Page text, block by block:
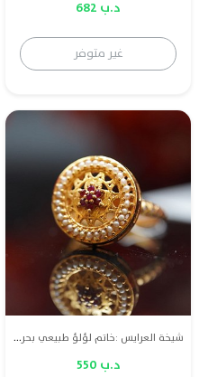
د.ب 682
غير متوفر
شيخة العرايس :خاتم لؤلؤ طبيعي بحريني مع ذهب عيار 21 والماس وياقوت
د.ب 550